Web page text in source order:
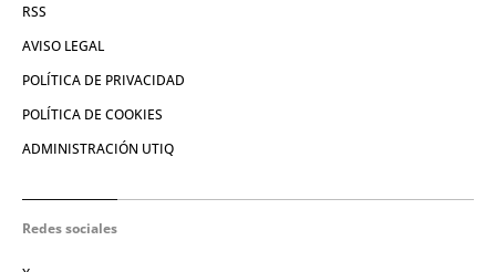
RSS
AVISO LEGAL
POLÍTICA DE PRIVACIDAD
POLÍTICA DE COOKIES
ADMINISTRACIÓN UTIQ
Redes sociales